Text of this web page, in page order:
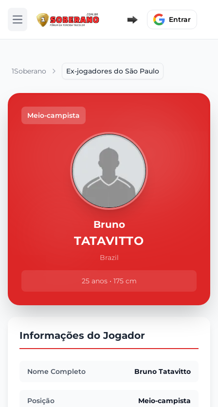
Abrir menu Entrar
1Soberano Ex-jogadores do São Paulo
Meio-campista
Bruno
TATAVITTO
Brazil
25 anos • 175 cm
Informações do Jogador
Nome Completo Bruno Tatavitto
Posição Meio-campista